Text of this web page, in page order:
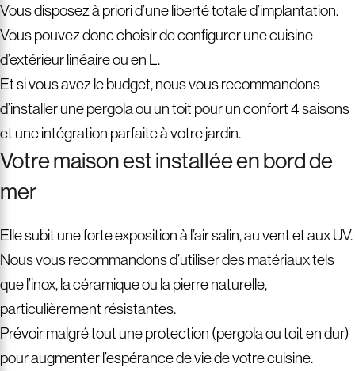
Vous disposez à priori d’une liberté totale d’implantation.
Vous pouvez donc choisir de configurer une cuisine
d’extérieur linéaire ou en L.
Et si vous avez le budget, nous vous recommandons
d’installer une pergola ou un toit pour un confort 4 saisons
et une intégration parfaite à votre jardin.
Votre maison est installée en bord de
mer
Elle subit une forte exposition à l’air salin, au vent et aux UV.
Nous vous recommandons d’utiliser des matériaux tels
que l’inox, la céramique ou la pierre naturelle,
particulièrement résistantes.
Prévoir malgré tout une protection (pergola ou toit en dur)
pour augmenter l’espérance de vie de votre cuisine.